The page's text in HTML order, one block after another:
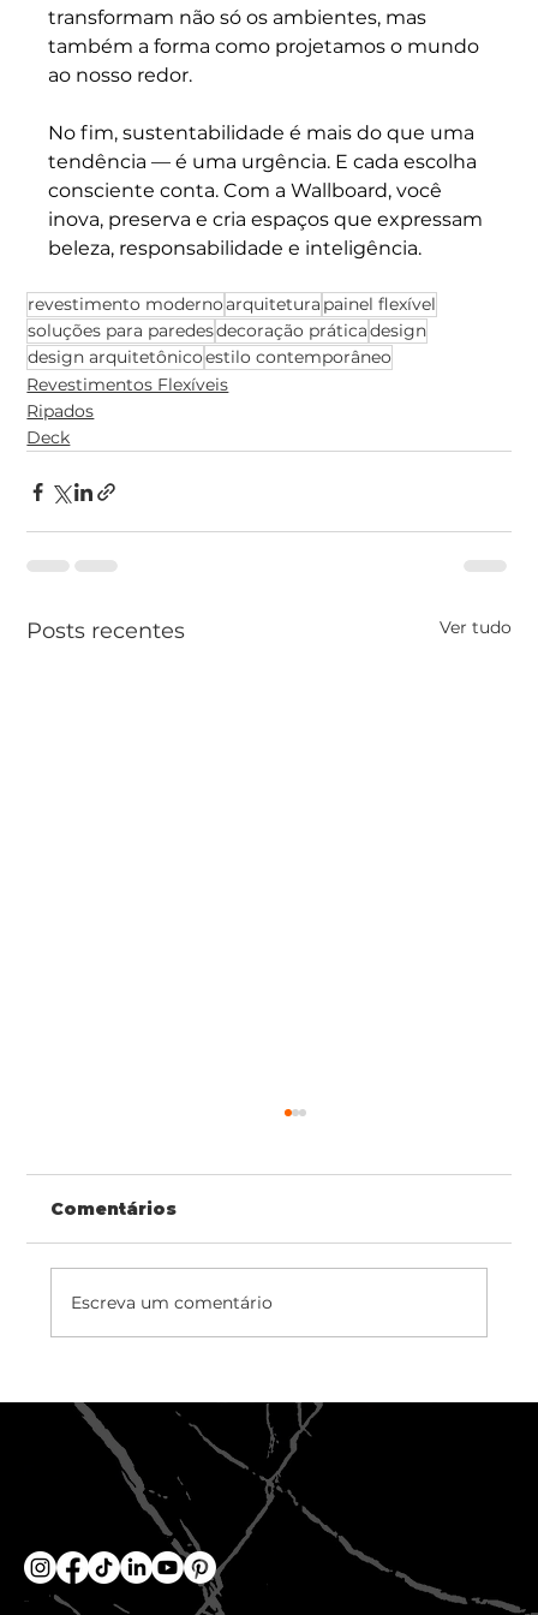
transformam não só os ambientes, mas
também a forma como projetamos o mundo
ao nosso redor.
No fim, sustentabilidade é mais do que uma
tendência — é uma urgência. E cada escolha
consciente conta. Com a Wallboard, você
inova, preserva e cria espaços que expressam
beleza, responsabilidade e inteligência.
revestimento modernoarquitetura painel flexível
soluções para paredesdecoração práticadesign
design arquitetônicoestilo contemporâneo
Revestimentos Flexíveis
Ripados
Deck
Posts recentes Ver tudo
confiáveis para Revestimentos
Flexíveis
Comentários
Escreva um comentário